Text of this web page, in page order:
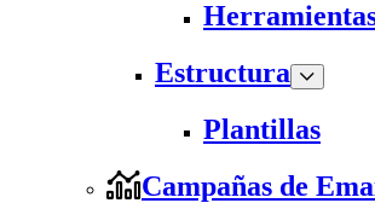
Estructura
Plantillas
Campañas de